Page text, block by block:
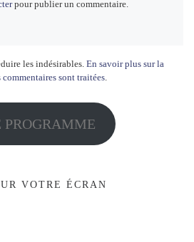
pour publier un commentaire.
les indésirables. En savoir plus sur la
sont traitées
VOTRE ÉCRAN